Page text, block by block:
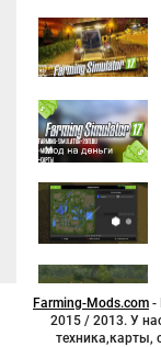
Farming-Mods.com
2015 / 2013. У нас на сайте можно найти много новых модов:
техника,карты, с/х инвентарь, русская техника для Фермер